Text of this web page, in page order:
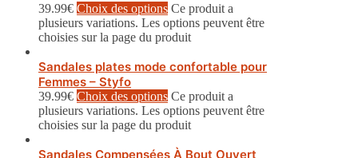
39.99€ Choix des options Ce produit a
plusieurs variations. Les options peuvent être
choisies sur la page du produit
Sandales plates mode confortable pour
Femmes – Styfo
39.99€ Choix des options Ce produit a
plusieurs variations. Les options peuvent être
choisies sur la page du produit
Sandales Compensées À Bout Ouvert